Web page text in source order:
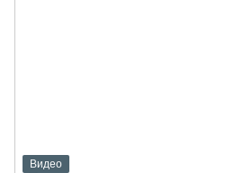
Видео